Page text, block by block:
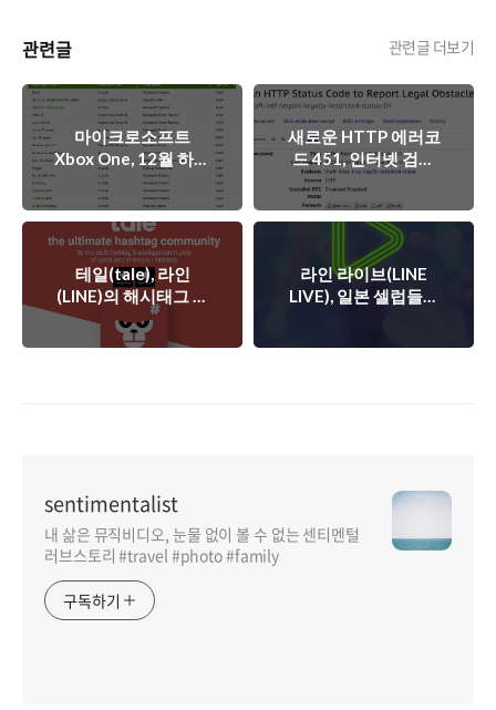
관련글 관련글 더보기
마이크로소프트
Xbox One, 12월 하위
호환성 타이틀 목록
발표
새로운 HTTP 에러코
드 451, 인터넷 검열
시대를 알리는 새로운
표준일까?
테일(tale), 라인
(LINE)의 해시태그 기
반 소셜네트워크 서비
스
라인 라이브(LINE
LIVE), 일본 셀럽들의
sentimentalist
내 삶은 뮤직비디오, 눈물 없이 볼 수 없는 센티멘털
러브스토리 #travel #photo #family
구독하기